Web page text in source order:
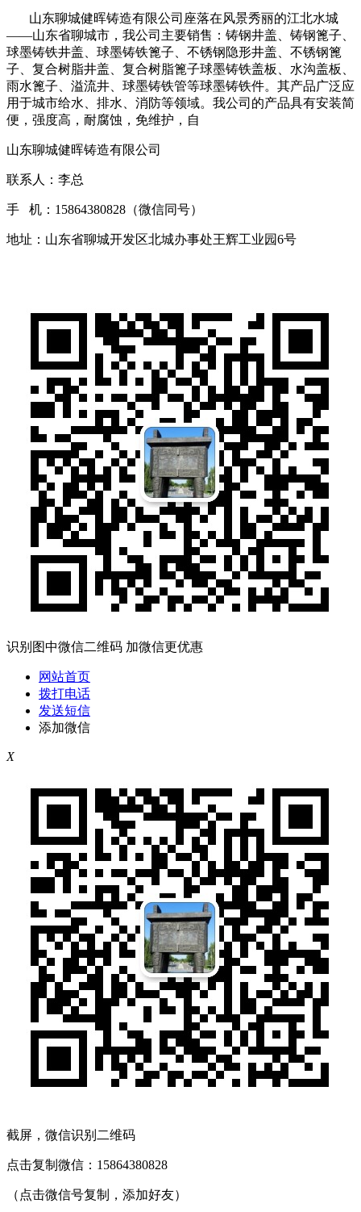
山东聊城健晖铸造有限公司座落在风景秀丽的江北水城
——山东省聊城市，我公司主要销售：铸钢井盖、铸钢篦子、
球墨铸铁井盖、球墨铸铁篦子、不锈钢隐形井盖、不锈钢篦
子、复合树脂井盖、复合树脂篦子球墨铸铁盖板、水沟盖板、
雨水篦子、溢流井、球墨铸铁管等球墨铸铁件。其产品广泛应
用于城市给水、排水、消防等领域。我公司的产品具有安装简
便，强度高，耐腐蚀，免维护，自
山东聊城健晖铸造有限公司
联系人：李总
手 机：15864380828（微信同号）
地址：山东省聊城开发区北城办事处王辉工业园6号
识别图中微信二维码 加微信更优惠
网站首页
拨打电话
发送短信
添加微信
X
截屏，微信识别二维码
点击复制微信：15864380828
（点击微信号复制，添加好友）